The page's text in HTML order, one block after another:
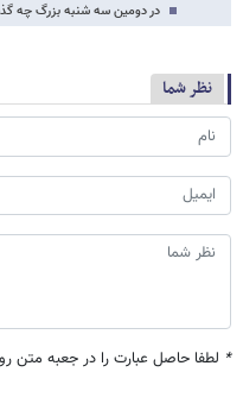
در دومین سه شنبه بزرگ چه
نظر شما
* لطفا حاصل عبارت را در جعبه متن